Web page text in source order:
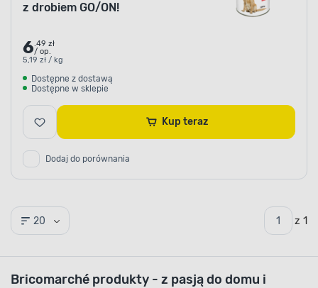
z drobiem GO/ON!
6.49 zł
/ op.
5,19 zł / kg
Dostępne z dostawą
Dostępne w sklepie
Kup teraz
Dodaj do porównania
20 z 1
Bricomarché produkty - z pasją do domu i